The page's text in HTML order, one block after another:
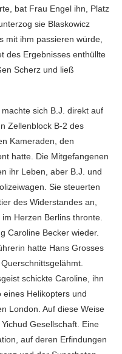
bat Frau Engel ihn, Platz
sie Blaskowicz
mit ihm passieren würde,
des Ergebnisses enthüllte
Scherz und ließ
sich B.J. direkt auf
Zellenblock B-2 des
Kameraden, den
hatte. Die Mitgefangenen
ihr Leben, aber B.J. und
Sie steuerten
des Widerstandes an,
Herzen Berlins thronte.
Caroline Becker wieder.
hatte Hans Grosses
schickte Caroline, ihn
Helikopters und
London. Auf diese Weise
Gesellschaft. Eine
auf deren Erfindungen